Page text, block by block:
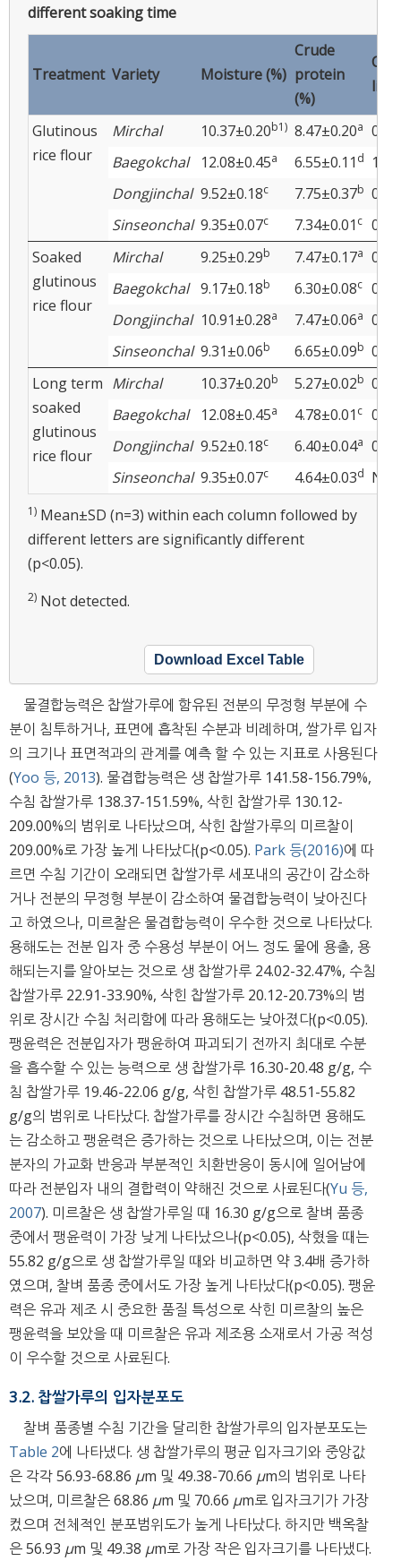
different soaking time
Treatment Variety Moisture (%)
Crude
protein
(%)
Glutinous
rice flour
Mirchal 10.37±0.20b1) 8.47±0.20a
Baegokchal
12.08±0.45a 6.55±0.11 d
Dongjinchal 9.52±0.18c 7.75±0.37b
Sinseonchal 9.35±0.07c 7.34±0.01 c
Soaked
glutinous
rice flour
Mirchal 9.25±0.29b 7.47±0.17a
Baegokchal 9.17±0.18b 6.30±0.08c
Dongjinchal 10.91±0.28a 7.47±0.06a
Sinseonchal 9.31±0.06b 6.65±0.09b
Long term
soaked
glutinous
rice flour
Mirchal 10.37±0.20b 5.27±0.02b
Baegokchal
12.08±0.45a 4.78±0.01 c
Dongjinchal 9.52±0.18c 6.40±0.04a
Sinseonchal 9.35±0.07c 4.64±0.03d ND
1) Mean±SD (n=3) within each column followed by
different letters are significantly different
(p<0.05).
2) Not detected.
Download Excel Table
물결합능력은 찹쌀가루에 함유된 전분의 무정형 부분에 수
분이 침투하거나, 표면에 흡착된 수분과 비례하며, 쌀가루 입자
의 크기나 표면적과의 관계를 예측 할 수 있는 지표로 사용된다
(Yoo 등, 2013). 물겹합능력은 생 찹쌀가루 141.58-156.79%,
수침 찹쌀가루 138.37-151.59%, 삭힌 찹쌀가루 130.12-
209.00%의 범위로 나타났으며, 삭힌 찹쌀가루의 미르찰이
209.00%로 가장 높게 나타났다(p<0.05). Park 등(2016)에 따
르면 수침 기간이 오래되면 찹쌀가루 세포내의 공간이 감소하
거나 전분의 무정형 부분이 감소하여 물겹합능력이 낮아진다
고 하였으나, 미르찰은 물겹합능력이 우수한 것으로 나타났다.
용해도는 전분 입자 중 수용성 부분이 어느 정도 물에 용출, 용
해되는지를 알아보는 것으로 생 찹쌀가루 24.02-32.47%, 수침
찹쌀가루 22.91-33.90%, 삭힌 찹쌀가루 20.12-20.73%의 범
위로 장시간 수침 처리함에 따라 용해도는 낮아졌다(p<0.05).
팽윤력은 전분입자가 팽윤하여 파괴되기 전까지 최대로 수분
을 흡수할 수 있는 능력으로 생 찹쌀가루 16.30-20.48 g/g, 수
침 찹쌀가루 19.46-22.06 g/g, 삭힌 찹쌀가루 48.51-55.82
g/g의 범위로 나타났다. 찹쌀가루를 장시간 수침하면 용해도
는 감소하고 팽윤력은 증가하는 것으로 나타났으며, 이는 전분
분자의 가교화 반응과 부분적인 치환반응이 동시에 일어남에
따라 전분입자 내의 결합력이 약해진 것으로 사료된다(Yu 등,
2007). 미르찰은 생 찹쌀가루일 때 16.30 g/g으로 찰벼 품종
중에서 팽윤력이 가장 낮게 나타났으나(p<0.05), 삭혔을 때는
55.82 g/g으로 생 찹쌀가루일 때와 비교하면 약 3.4배 증가하
였으며, 찰벼 품종 중에서도 가장 높게 나타났다(p<0.05). 팽윤
력은 유과 제조 시 중요한 품질 특성으로 삭힌 미르찰의 높은
팽윤력을 보았을 때 미르찰은 유과 제조용 소재로서 가공 적성
이 우수할 것으로 사료된다.
3.2. 찹쌀가루의 입자분포도
찰벼 품종별 수침 기간을 달리한 찹쌀가루의 입자분포도는
Table 2에 나타냈다. 생 찹쌀가루의 평균 입자크기와 중앙값
은 각각 56.93-68.86 μm 및 49.38-70.66 μm의 범위로 나타
났으며, 미르찰은 68.86 μm 및 70.66 μm로 입자크기가 가장
컸으며 전체적인 분포범위도가 높게 나타났다. 하지만 백옥찰
은 56.93 μm 및 49.38 μm로 가장 작은 입자크기를 나타냈다.